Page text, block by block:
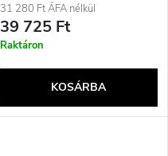
31 280 Ft ÁFA nélkül
39 725 Ft
Raktáron
KOSÁRBA